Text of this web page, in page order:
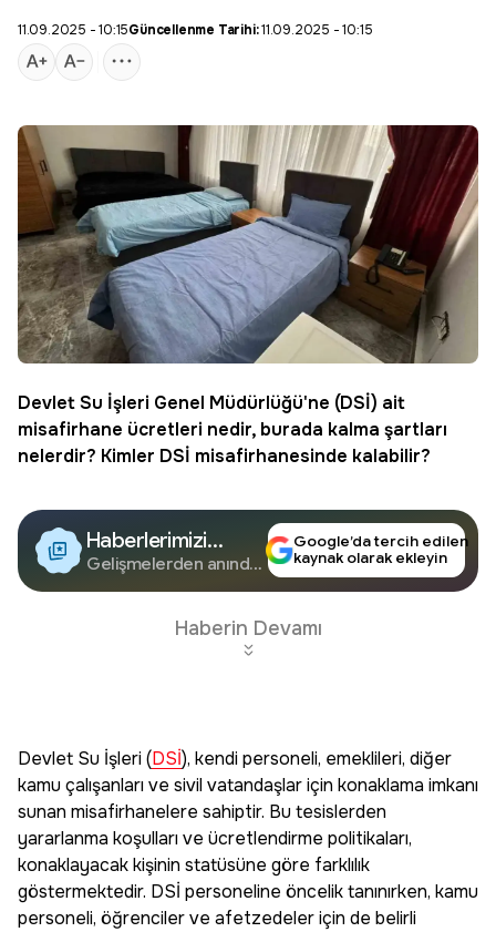
11.09.2025 - 10:15Güncellenme Tarihi:11.09.2025 - 10:15
Devlet Su İşleri Genel Müdürlüğü'ne (DSİ) ait
misafirhane ücretleri nedir, burada kalma şartları
nelerdir? Kimler DSİ misafirhanesinde kalabilir?
Haberlerimizi
Google'da Takip
Edin
Gelişmelerden anında
Google’da tercih edilen
kaynak olarak ekleyin
Haberin Devamı
Devlet Su İşleri (DSİ), kendi personeli, emeklileri, diğer
kamu çalışanları ve sivil vatandaşlar için konaklama imkanı
sunan misafirhanelere sahiptir. Bu tesislerden
yararlanma koşulları ve ücretlendirme politikaları,
konaklayacak kişinin statüsüne göre farklılık
göstermektedir. DSİ personeline öncelik tanınırken, kamu
personeli, öğrenciler ve afetzedeler için de belirli